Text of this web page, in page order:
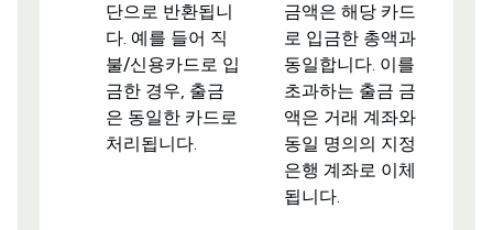
단으로 반환됩니
다. 예를 들어 직
불/신용카드로 입
금한 경우, 출금
은 동일한 카드로
처리됩니다.
금액은 해당 카드
로 입금한 총액과
동일합니다. 이를
초과하는 출금 금
액은 거래 계좌와
동일 명의의 지정
은행 계좌로 이체
됩니다.